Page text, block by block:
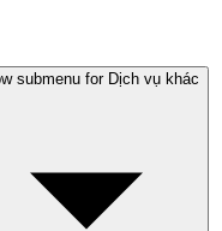
submenu for Dịch vụ khác